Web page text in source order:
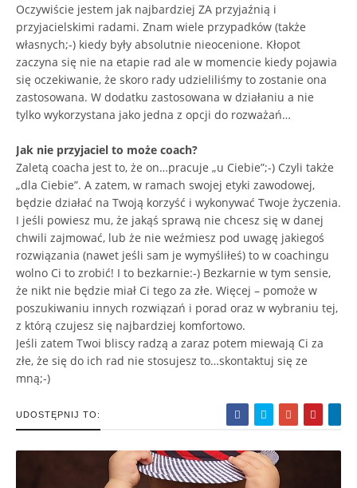
Oczywiście jestem jak najbardziej ZA przyjaźnią i
przyjacielskimi radami. Znam wiele przypadków (także
własnych;-) kiedy były absolutnie nieocenione. Kłopot
zaczyna się nie na etapie rad ale w momencie kiedy pojawia
się oczekiwanie, że skoro rady udzieliliśmy to zostanie ona
zastosowana. W dodatku zastosowana w działaniu a nie
tylko wykorzystana jako jedna z opcji do rozważań…
Jak nie przyjaciel to może coach?
Zaletą coacha jest to, że on…pracuje „u Ciebie”;-) Czyli także
„dla Ciebie”. A zatem, w ramach swojej etyki zawodowej,
będzie działać na Twoją korzyść i wykonywać Twoje życzenia.
I jeśli powiesz mu, że jakąś sprawą nie chcesz się w danej
chwili zajmować, lub że nie weźmiesz pod uwagę jakiegoś
rozwiązania (nawet jeśli sam je wymyśliłeś) to w coachingu
wolno Ci to zrobić! I to bezkarnie:-) Bezkarnie w tym sensie,
że nikt nie będzie miał Ci tego za złe. Więcej – pomoże w
poszukiwaniu innych rozwiązań i porad oraz w wybraniu tej,
z którą czujesz się najbardziej komfortowo.
Jeśli zatem Twoi bliscy radzą a zaraz potem miewają Ci za
złe, że się do ich rad nie stosujesz to…skontaktuj się ze
mną;-)
UDOSTĘPNIJ TO: